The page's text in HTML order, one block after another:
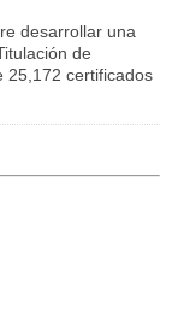
desarrollar una
de
25,172 certificados